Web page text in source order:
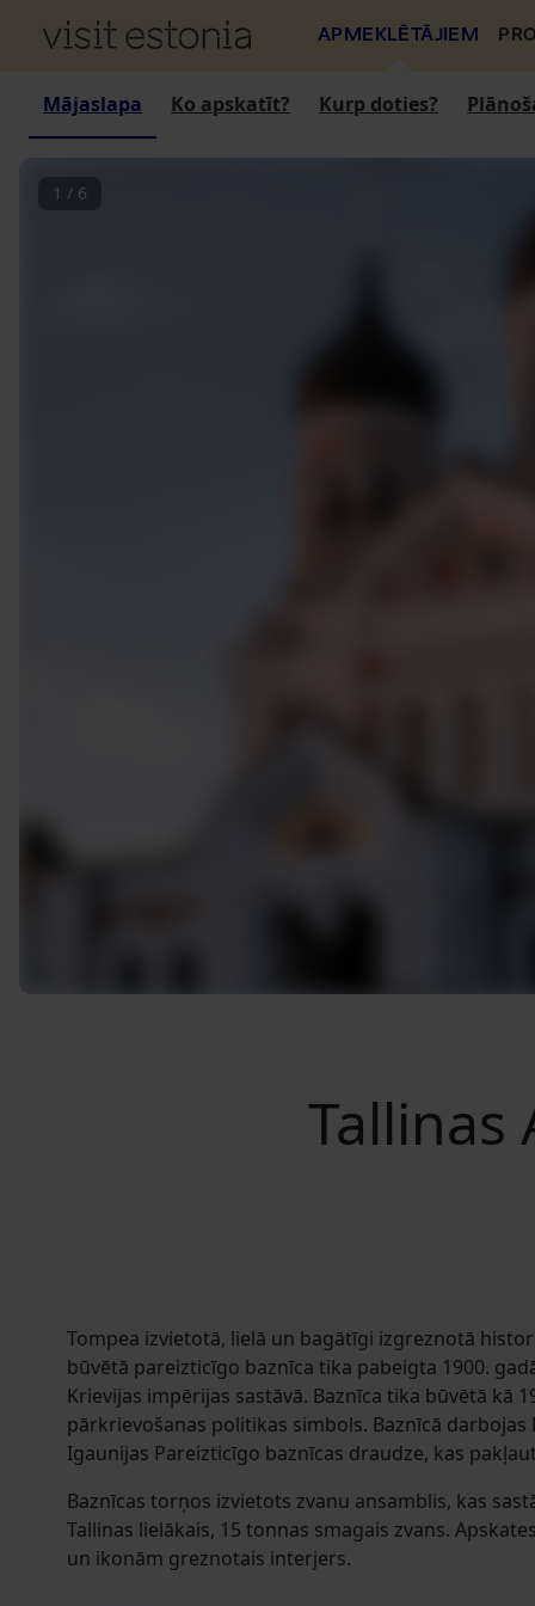
APMEKLĒTĀJIEM
Mājaslapa Ko apskatīt? Kurp doties?
1 / 6
Tallinas
Tompea izvietotā, lielā un bagātīgi izgreznotā
būvētā pareizticīgo baznīca tika pabeigta 1900.
Krievijas impērijas sastāvā. Baznīca tika būvētā kā
pārkrievošanas politikas simbols. Baznīcā darbojas
Igaunijas Pareizticīgo baznīcas draudze, kas
Baznīcas torņos izvietots zvanu ansamblis, kas
Tallinas lielākais, 15 tonnas smagais zvans.
un ikonām greznotais interjers.